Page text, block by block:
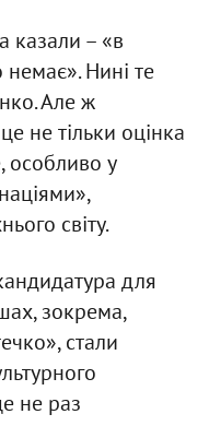
казали – «в
немає». Нині те
Але ж
не тільки оцінка
особливо у
світу.
для
зокрема,
стали
не раз